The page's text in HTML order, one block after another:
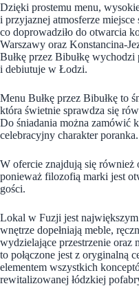
Dzięki prostemu menu,
i przyjaznej atmosferze miejsce
co doprowadziło do otwarcia
Warszawy oraz Konstancina-
Bułkę przez Bibułkę
i debiutuje w Łodzi.
Menu Bułkę przez Bibułkę to
która świetnie sprawdza się
Do śniadania można zamówić
celebracyjny charakter poranka.
W ofercie znajdują się również
ponieważ filozofią marki jest
gości.
Lokal w Fuzji jest
wnętrze dopełniają meble,
wydzielające przestrzenie oraz
to połączone jest z oryginalną
elementem wszystkich
rewitalizowanej łódzkiej